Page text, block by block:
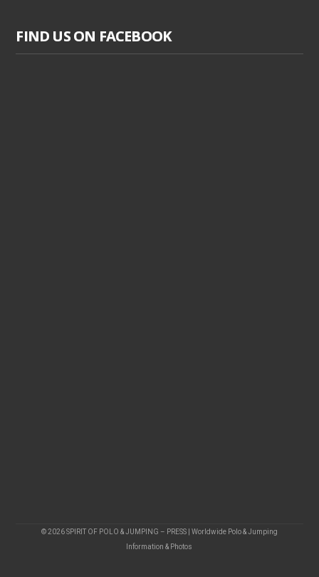
FIND US ON FACEBOOK
© 2026 SPIRIT OF POLO & JUMPING – PRESS | Worldwide Polo & Jumping
Information & Photos